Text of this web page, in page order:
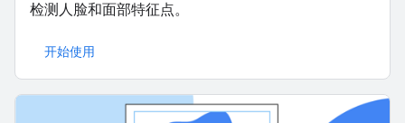
检测人脸和面部特征点。
开始使用